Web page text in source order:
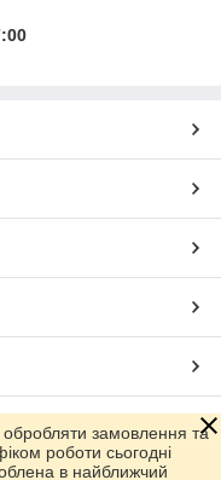
замовлення та
роботи сьогодні
в найближчий